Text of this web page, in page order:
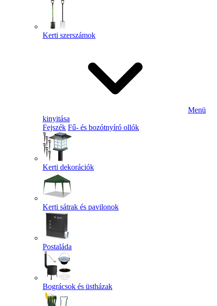
Kerti szerszámok
Menü
kinyitása
Fejszék Fű- és bozótnyíró ollók
Kerti dekorációk
Kerti sátrak és pavilonok
Postaláda
Bográcsok és üstházak